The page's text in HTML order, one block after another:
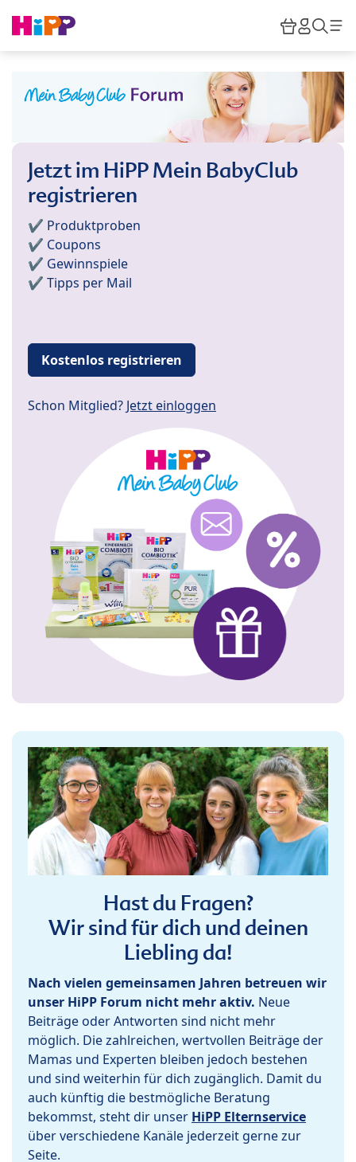
HiPP
Jetzt im HiPP Mein BabyClub
registrieren
✔️ Produktproben
✔️ Coupons
✔️ Gewinnspiele
✔️ Tipps per Mail
Kostenlos registrieren
Schon Mitglied? Jetzt einloggen
Hast du Fragen?
Wir sind für dich und deinen
Liebling da!
Nach vielen gemeinsamen Jahren betreuen wir
unser HiPP Forum nicht mehr aktiv. Neue
Beiträge oder Antworten sind nicht mehr
möglich. Die zahlreichen, wertvollen Beiträge der
Mamas und Experten bleiben jedoch bestehen
und sind weiterhin für dich zugänglich. Damit du
auch künftig die bestmögliche Beratung
bekommst, steht dir unser HiPP Elternservice
über verschiedene Kanäle jederzeit gerne zur
Seite.